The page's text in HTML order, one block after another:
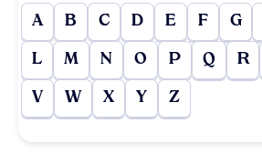
A B C D E F G
L M N O P Q R
V W X Y Z